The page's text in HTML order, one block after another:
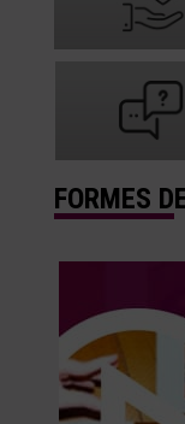
FORMES